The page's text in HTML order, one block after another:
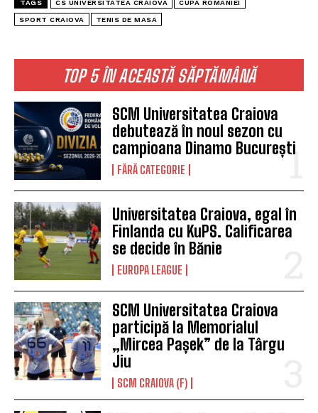
TOP 5 ÎN ACEASTĂ SĂPTĂMÂNĂ
SCM Universitatea Craiova
debutează în noul sezon cu
campioana Dinamo București
FĂRĂ CATEGORIE
Universitatea Craiova, egal în
Finlanda cu KuPS. Calificarea
se decide în Bănie
EUROPA LEAGUE
SCM Universitatea Craiova
participă la Memorialul
„Mircea Pașek” de la Târgu
Jiu
SCM CRAIOVA (F)
TAGS CS UNIVERSITATEA CRAIOVA CUPA ROMANIEI
SPORT CRAIOVA TENIS DE MASA